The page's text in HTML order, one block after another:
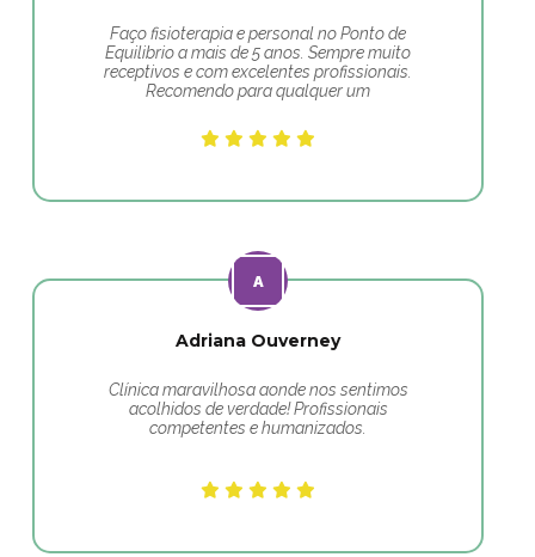
Faço fisioterapia e personal no Ponto de
Equilibrio a mais de 5 anos. Sempre muito
receptivos e com excelentes profissionais.
Recomendo para qualquer um
Adriana Ouverney
Clínica maravilhosa aonde nos sentimos
acolhidos de verdade! Profissionais
competentes e humanizados.